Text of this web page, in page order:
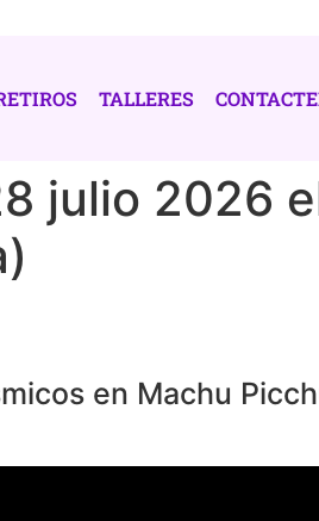
TALLERES
julio 2026
en Machu